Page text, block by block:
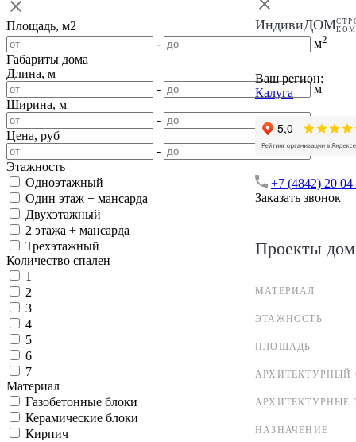
ИндивиДОМ
Ваш регион:
Калуга
+7 (4842) 20 04
Заказать звонок
Проекты
МАТЕРИАЛ
ЭТАЖНОСТЬ
ПЛОЩАДЬ
АРХИТЕКТУРНЫЙ
АРХИТЕКТУРНЫЕ
НАЗНАЧЕНИЕ
Площадь, м2
-
м2
Габариты дома
Длина, м
-
м
Ширина, м
-
Цена, руб
-
Этажность
Одноэтажный
Один этаж + мансарда
Двухэтажный
2 этажа + мансарда
Трехэтажный
Количество спален
1
2
3
4
5
6
7
Материал
Газобетонные блоки
Керамические блоки
Кирпич